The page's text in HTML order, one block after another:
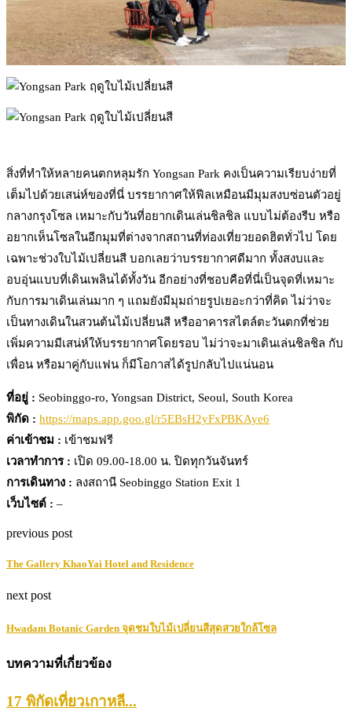
สิ่งที่ทำให้หลายคนตกหลุมรัก Yongsan Park คงเป็นความเรียบง่ายที่
เต็มไปด้วยเสน่ห์ของที่นี่ บรรยากาศให้ฟีลเหมือนมีมุมสงบซ่อนตัวอยู่
กลางกรุงโซล เหมาะกับวันที่อยากเดินเล่นชิลชิล แบบไม่ต้องรีบ หรือ
อยากเห็นโซลในอีกมุมที่ต่างจากสถานที่ท่องเที่ยวยอดฮิตทั่วไป โดย
เฉพาะช่วงใบไม้เปลี่ยนสี บอกเลยว่าบรรยากาศดีมาก ทั้งสงบและ
อบอุ่นแบบที่เดินเพลินได้ทั้งวัน อีกอย่างที่ชอบคือที่นี่เป็นจุดที่เหมาะ
กับการมาเดินเล่นมาก ๆ แถมยังมีมุมถ่ายรูปเยอะกว่าที่คิด ไม่ว่าจะ
เป็นทางเดินในสวนต้นไม้เปลี่ยนสี หรืออาคารสไตล์ตะวันตกที่ช่วย
เพิ่มความมีเสน่ห์ให้บรรยากาศโดยรอบ ไม่ว่าจะมาเดินเล่นชิลชิล กับ
เพื่อน หรือมาคู่กับแฟน ก็มีโอกาสได้รูปกลับไปแน่นอน
ที่อยู่ : Seobinggo-ro, Yongsan District, Seoul, South Korea
พิกัด : https://maps.app.goo.gl/r5EBsH2yFxPBKAye6
ค่าเข้าชม : เข้าชมฟรี
เวลาทำการ : เปิด 09.00-18.00 น. ปิดทุกวันจันทร์
การเดินทาง : ลงสถานี Seobinggo Station Exit 1
เว็บไซต์ : –
previous post
The Gallery KhaoYai Hotel and Residence
next post
Hwadam Botanic Garden จุดชมใบไม้เปลี่ยนสีสุดสวยใกล้โซล
บทความที่เกี่ยวข้อง
17 พิกัดเที่ยวเกาหลี...